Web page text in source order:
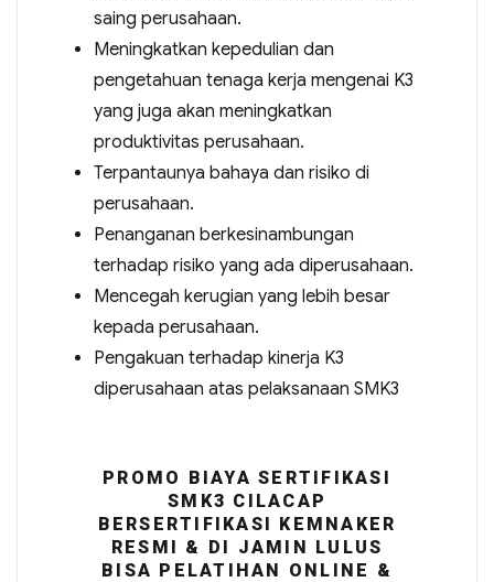
saing perusahaan.
Meningkatkan kepedulian dan
pengetahuan tenaga kerja mengenai K3
yang juga akan meningkatkan
produktivitas perusahaan.
Terpantaunya bahaya dan risiko di
perusahaan.
Penanganan berkesinambungan
terhadap risiko yang ada diperusahaan.
Mencegah kerugian yang lebih besar
kepada perusahaan.
Pengakuan terhadap kinerja K3
diperusahaan atas pelaksanaan SMK3
PROMO BIAYA SERTIFIKASI
SMK3 CILACAP
BERSERTIFIKASI KEMNAKER
RESMI & DI JAMIN LULUS
BISA PELATIHAN ONLINE &